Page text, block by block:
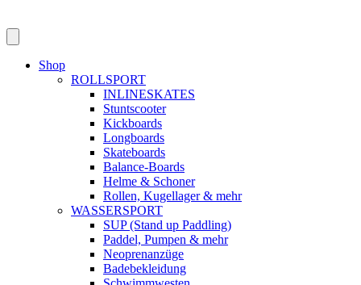
Shop
ROLLSPORT
INLINESKATES
Stuntscooter
Kickboards
Longboards
Skateboards
Balance-Boards
Helme & Schoner
Rollen, Kugellager & mehr
WASSERSPORT
SUP (Stand up Paddling)
Paddel, Pumpen & mehr
Neoprenanzüge
Badebekleidung